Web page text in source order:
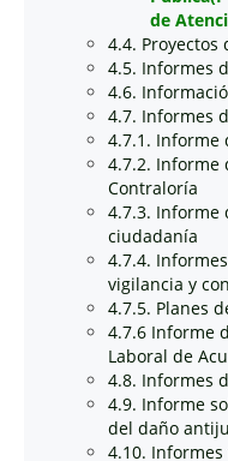
de
4.4. Proyectos
4.5. Informes
4.6.
4.7. Informes
4.7.1. Informe
4.7.2. Informe
Contraloría
4.7.3. Informe
ciudadanía
4.7.4.
vigilancia y
4.7.5. Planes
4.7.6 Informe
Laboral de
4.8. Informes
4.9. Informe
del daño
4.10.